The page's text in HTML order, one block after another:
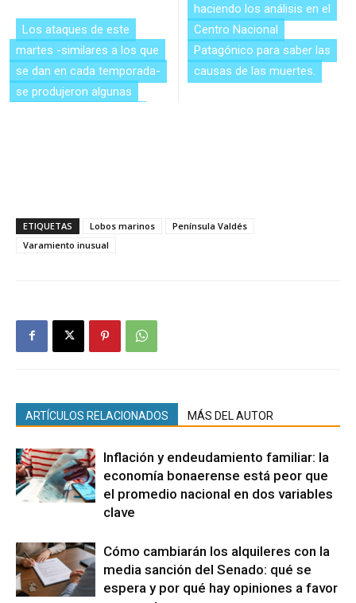
Los ataques de este
martes -similares a los que
se dan en cada temporada-
se produjeron algunas
haciendo los análisis en el
Centro Nacional
Patagónico para saber las
causas de las muertes.
ETIQUETAS Lobos marinos
Península Valdés
Varamiento inusual
ARTÍCULOS RELACIONADOS MÁS DEL AUTOR
Inflación y endeudamiento familiar: la
economía bonaerense está peor que
el promedio nacional en dos variables
clave
Cómo cambiarán los alquileres con la
media sanción del Senado: qué se
espera y por qué hay opiniones a favor